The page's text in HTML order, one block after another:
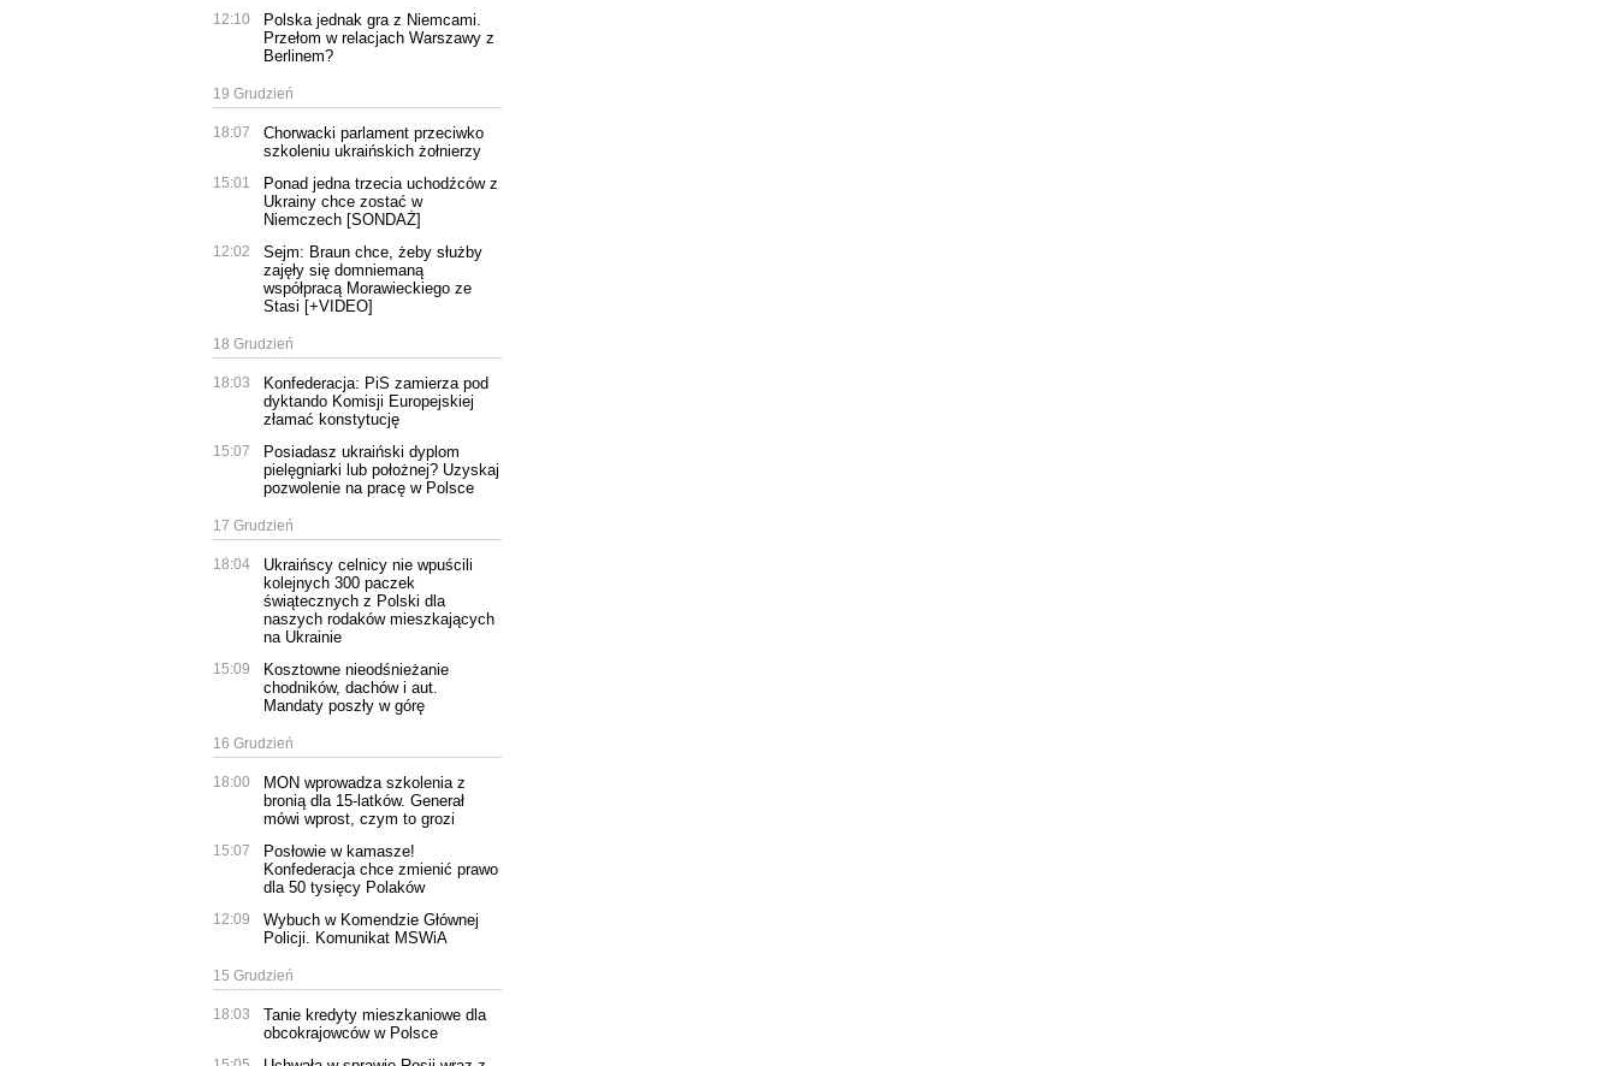
12:10
Polska jednak gra z Niemcami.
Przełom w relacjach Warszawy z
Berlinem?
19 Grudzień
18:07
Chorwacki parlament przeciwko
szkoleniu ukraińskich żołnierzy
15:01
Ponad jedna trzecia uchodźców z
Ukrainy chce zostać w
Niemczech [SONDAŻ]
12:02
Sejm: Braun chce, żeby służby
zajęły się domniemaną
współpracą Morawieckiego ze
Stasi [+VIDEO]
18 Grudzień
18:03
Konfederacja: PiS zamierza pod
dyktando Komisji Europejskiej
złamać konstytucję
15:07
Posiadasz ukraiński dyplom
pielęgniarki lub położnej? Uzyskaj
pozwolenie na pracę w Polsce
17 Grudzień
18:04
Ukraińscy celnicy nie wpuścili
kolejnych 300 paczek
świątecznych z Polski dla
naszych rodaków mieszkających
na Ukrainie
15:09
Kosztowne nieodśnieżanie
chodników, dachów i aut.
Mandaty poszły w górę
16 Grudzień
18:00
MON wprowadza szkolenia z
bronią dla 15-latków. Generał
mówi wprost, czym to grozi
15:07
Posłowie w kamasze!
Konfederacja chce zmienić prawo
dla 50 tysięcy Polaków
12:09
Wybuch w Komendzie Głównej
Policji. Komunikat MSWiA
15 Grudzień
18:03
Tanie kredyty mieszkaniowe dla
obcokrajowców w Polsce